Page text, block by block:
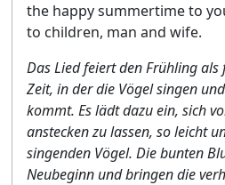
the happy summertime to
to children, man and wife.
Das Lied feiert den Frühling
Zeit, in der die Vögel singen
kommt. Es lädt dazu ein, sich
anstecken zu lassen, so leicht
singenden Vögel. Die bunten
Neubeginn und bringen die